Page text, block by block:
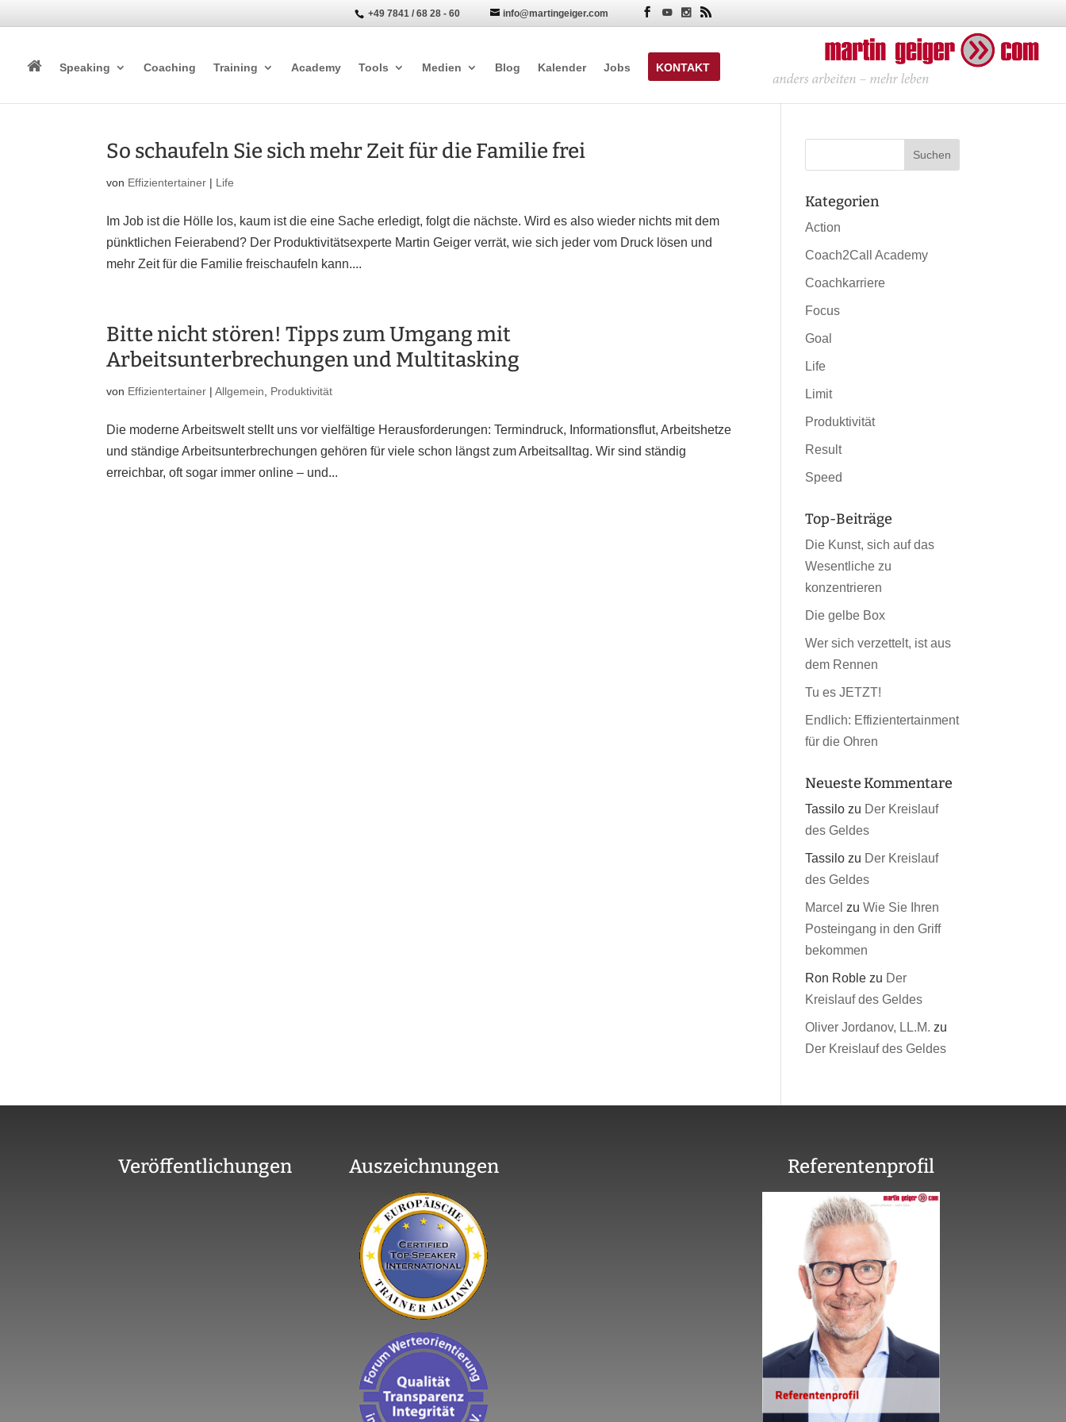
+49 7841 / 68 28 - 60 info@martingeiger.com  
Speaking Coaching Training Academy Tools Medien Blog Kalender Jobs KONTAKT
So schaufeln Sie sich mehr Zeit für die Familie frei
von Effizientertainer | Life
Im Job ist die Hölle los, kaum ist die eine Sache erledigt, folgt die nächste. Wird es also wieder nichts mit dem
pünktlichen Feierabend? Der Produktivitätsexperte Martin Geiger verrät, wie sich jeder vom Druck lösen und
mehr Zeit für die Familie freischaufeln kann....
Bitte nicht stören! Tipps zum Umgang mit
Arbeitsunterbrechungen und Multitasking
von Effizientertainer |Allgemein Produktivität
Die moderne Arbeitswelt stellt uns vor vielfältige Herausforderungen: Termindruck, Informationsflut, Arbeitshetze
und ständige Arbeitsunterbrechungen gehören für viele schon längst zum Arbeitsalltag. Wir sind ständig
erreichbar, oft sogar immer online – und...
Kategorien
Action
Coach2Call Academy
Coachkarriere
Focus
Goal
Life
Limit
Produktivität
Result
Speed
Top-Beiträge
Die Kunst, sich auf das
Wesentliche zu
konzentrieren
Die gelbe Box
Wer sich verzettelt, ist aus
dem Rennen
Tu es JETZT!
Endlich: Effizientertainment
für die Ohren
Neueste Kommentare
Tassilo zu Der Kreislauf
des Geldes
Tassilo zu Der Kreislauf
des Geldes
Marcel zuWie Sie Ihren
Posteingang in den Griff
bekommen
Ron Roble zu Der
Kreislauf des Geldes
Oliver Jordanov, LL.M. zu
Der Kreislauf des Geldes
Veröffentlichungen Auszeichnungen Referentenprofil